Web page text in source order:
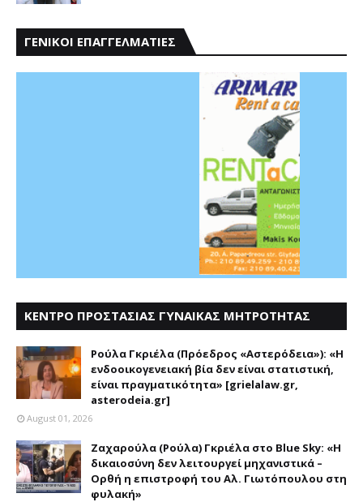
ΓΕΝΙΚΟΙ ΕΠΑΓΓΕΛΜΑΤΙΕΣ
ΚΕΝΤΡΟ ΠΡΟΣΤΑΣΙΑΣ ΓΥΝΑΙΚΑΣ ΜΗΤΡΟΤΗΤΑΣ
Ρούλα Γκριέλα (Πρόεδρος «Αστερόδεια»): «Η
ενδοοικογενειακή βία δεν είναι στατιστική,
είναι πραγματικότητα» [grielalaw.gr,
asterodeia.gr]
August 01, 2026
Ζαχαρούλα (Ρούλα) Γκριέλα στο Blue Sky: «Η
δικαιοσύνη δεν λειτουργεί μηχανιστικά –
Ορθή η επιστροφή του Αλ. Γιωτόπουλου στη
φυλακή»